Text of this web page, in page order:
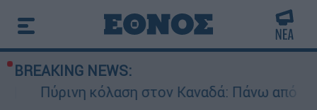
BREAKING NEWS:
κόλαση στον Καναδά: Πάνω από 100 ενεργά